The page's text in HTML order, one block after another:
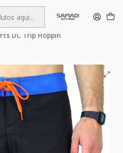
Portugal e Espanha
Boardshorts
DC Trip Hoppin